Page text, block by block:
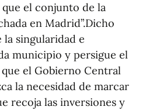
el conjunto de la
en Madrid”.Dicho
singularidad e
municipio y persigue el
el Gobierno Central
la necesidad de marcar
recoja las inversiones y